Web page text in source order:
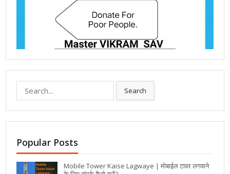
Search
Popular Posts
Mobile Tower Kaise Lagwaye | मोबाईल टावर लगवाने